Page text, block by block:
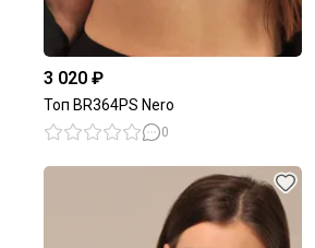
3 020 ₽
Топ BR364PS Nero
0